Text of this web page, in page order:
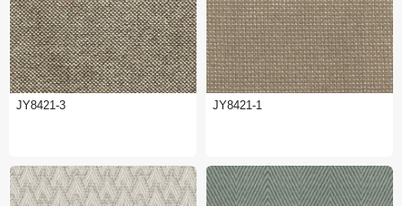
JY8421-3 JY8421-1